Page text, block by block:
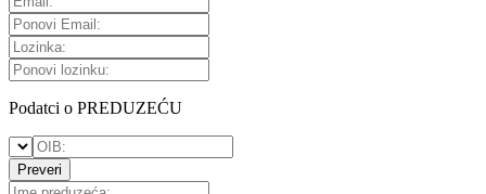
Podatci o PREDUZEĆU
Preveri